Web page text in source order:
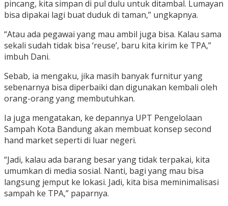
pincang, kita simpan di pul dulu untuk ditambal. Lumayan
bisa dipakai lagi buat duduk di taman,” ungkapnya.
“Atau ada pegawai yang mau ambil juga bisa. Kalau sama
sekali sudah tidak bisa ‘reuse’, baru kita kirim ke TPA,”
imbuh Dani.
Sebab, ia mengaku, jika masih banyak furnitur yang
sebenarnya bisa diperbaiki dan digunakan kembali oleh
orang-orang yang membutuhkan.
Ia juga mengatakan, ke depannya UPT Pengelolaan
Sampah Kota Bandung akan membuat konsep second
hand market seperti di luar negeri.
“Jadi, kalau ada barang besar yang tidak terpakai, kita
umumkan di media sosial. Nanti, bagi yang mau bisa
langsung jemput ke lokasi. Jadi, kita bisa meminimalisasi
sampah ke TPA,” paparnya.